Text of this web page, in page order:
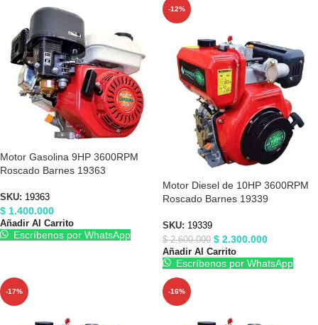
Motor Gasolina 9HP 3600RPM
Roscado Barnes 19363
SKU: 19363
$ 1.400.000
Añadir Al Carrito
Escríbenos por WhatsApp
-12%
Motor Diesel de 10HP 3600RPM
Roscado Barnes 19339
SKU: 19339
$2.600.000 $ 2.300.000
Añadir Al Carrito
Escríbenos por WhatsApp
-17% -16%